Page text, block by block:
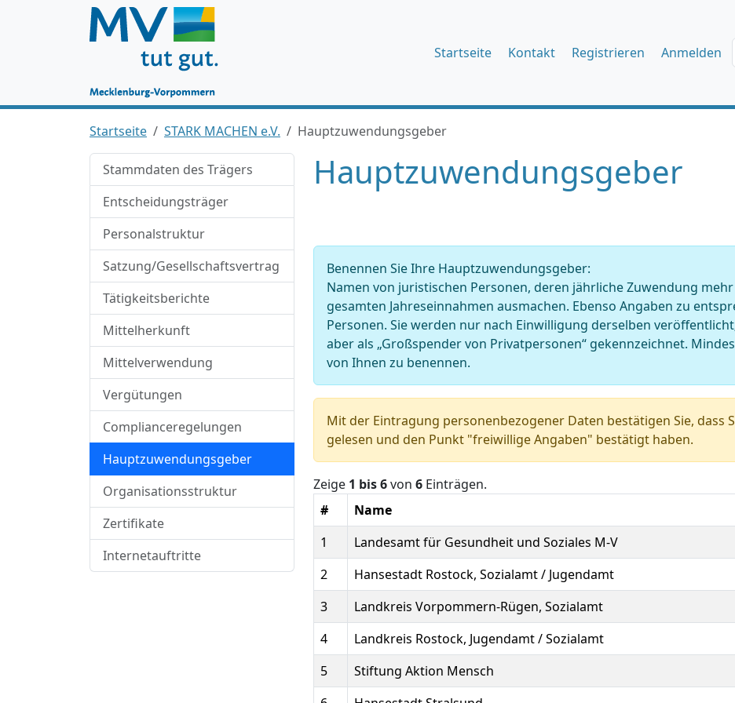
Startseite Kontakt Registrieren Anmelden
Startseite STARK MACHEN e.V. Hauptzuwendungsgeber
Stammdaten des Trägers
Entscheidungsträger
Personalstruktur
Satzung/Gesellschaftsvertrag
Tätigkeitsberichte
Mittelherkunft
Mittelverwendung
Vergütungen
Complianceregelungen
Hauptzuwendungsgeber
Organisationsstruktur
Zertifikate
Internetauftritte
Hauptzuwendungsgeber
Benennen Sie Ihre Hauptzuwendungsgeber:
Namen von juristischen Personen, deren jährliche Zuwendung
gesamten Jahreseinnahmen ausmachen. Ebenso Angaben zu
Personen. Sie werden nur nach Einwilligung derselben
aber als „Großspender von Privatpersonen“ gekennzeichnet.
von Ihnen zu benennen.
Mit der Eintragung personenbezogener Daten bestätigen Sie, dass
gelesen und den Punkt "freiwillige Angaben" bestätigt haben.
Zeige 1 bis 6von 6 Einträgen.
#
Name
1
Landesamt für Gesundheit und Soziales M-V
2
Hansestadt Rostock, Sozialamt / Jugendamt
3
Landkreis Vorpommern-Rügen, Sozialamt
4
Landkreis Rostock, Jugendamt / Sozialamt
5
Stiftung Aktion Mensch